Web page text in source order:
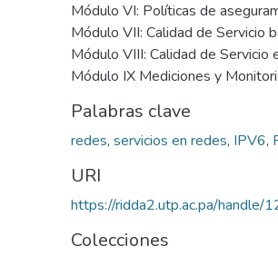
Módulo VI: Políticas de
Módulo VII: Calidad de Servicio
Módulo VIII: Calidad de Servicio
Módulo IX Mediciones y
Palabras clave
redes, servicios en redes, IPV6,
URI
https://ridda2.utp.ac.pa/
Colecciones